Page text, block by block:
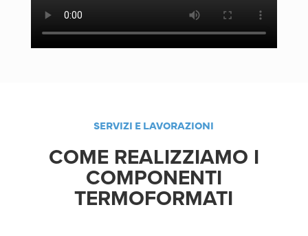
SERVIZI E LAVORAZIONI
COME REALIZZIAMO I
COMPONENTI
TERMOFORMATI